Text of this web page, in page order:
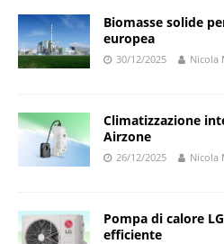
Biomasse solide
europea
30/12/2025 Nicola
Climatizzazione
Airzone
26/12/2025 Nicola
Pompa di calore
efficiente